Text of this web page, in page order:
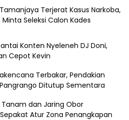
Terjerat Kasus Narkoba,
Seleksi Calon Kades
Konten Nyeleneh DJ Doni,
Cepot Kevin
Terbakar, Pendakian
Ditutup Sementara
dan Jaring Obor
Atur Zona Penangkapan